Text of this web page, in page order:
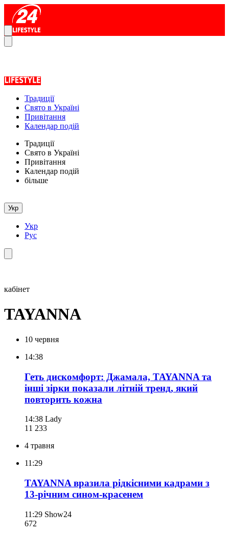
Традиції
Свято в Україні
Привітання
Календар подій
Традиції
Свято в Україні
Привітання
Календар подій
більше
Укр
Укр
Рус
кабінет
TAYANNA
10 червня
14:38
Геть дискомфорт: Джамала, TAYANNA та
інші зірки показали літній тренд, який
повторить кожна
14:38 Lady
11 233
4 травня
11:29
TAYANNA вразила рідкісними кадрами з
13-річним сином-красенем
11:29 Show24
672